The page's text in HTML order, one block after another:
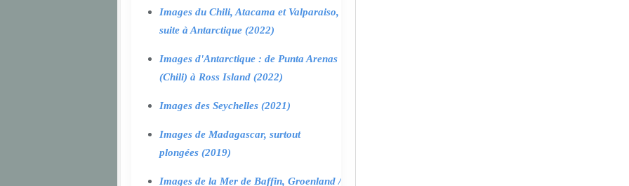
Images du Chili, Atacama et Valparaiso,
suite à Antarctique (2022)
Images d'Antarctique : de Punta Arenas
(Chili) à Ross Island (2022)
Images des Seychelles (2021)
Images de Madagascar, surtout
plongées (2019)
Images de la Mer de Baffin, Groenland /